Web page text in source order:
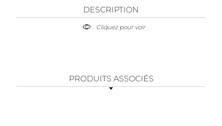
DESCRIPTION
Cliquez pour voir
PRODUITS ASSOCIÉS